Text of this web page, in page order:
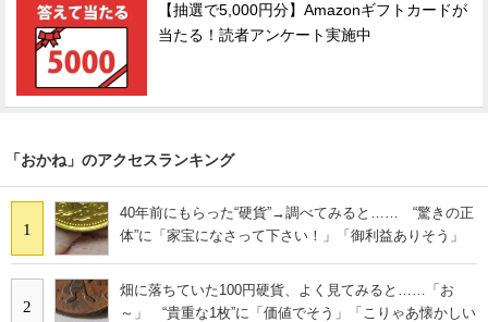
【抽選で5,000円分】Amazonギフトカードが
当たる！読者アンケート実施中
「おかね」のアクセスランキング
1
40年前にもらった“硬貨”→調べてみると…… “驚きの正
体”に「家宝になさって下さい！」「御利益ありそう」
2
畑に落ちていた100円硬貨、よく見てみると……「お
～」 “貴重な1枚”に「価値でそう」「こりゃあ懐かしい